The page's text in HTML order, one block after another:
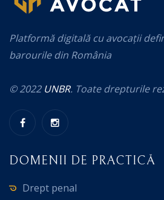
Platformă digitală cu avocații
barourile din România
© 2022 UNBR. Toate drepturile
DOMENII DE PRACTICĂ
Drept penal